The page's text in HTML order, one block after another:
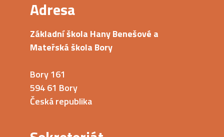
Adresa
Základní škola Hany Benešové a
Mateřská škola Bory
Bory 161
594 61 Bory
Česká republika